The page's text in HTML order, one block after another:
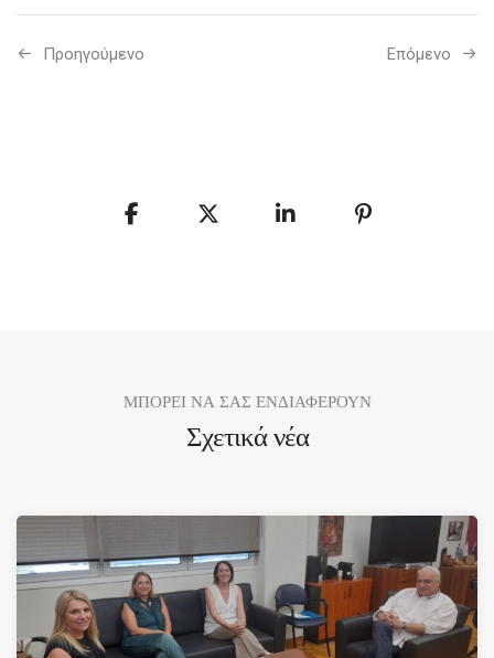
Προηγούμενo Επόμενο
ΜΠΟΡΕΙ ΝΑ ΣΑΣ ΕΝΔΙΑΦΕΡΟΥΝ
Σχετικά νέα